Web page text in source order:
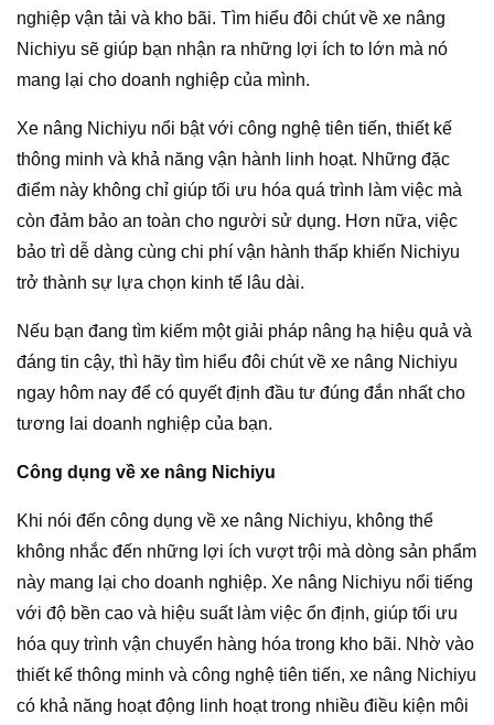
nghiệp vận tải và kho bãi. Tìm hiểu đôi chút về xe nâng
Nichiyu sẽ giúp bạn nhận ra những lợi ích to lớn mà nó
mang lại cho doanh nghiệp của mình.
Xe nâng Nichiyu nổi bật với công nghệ tiên tiến, thiết kế
thông minh và khả năng vận hành linh hoạt. Những đặc
điểm này không chỉ giúp tối ưu hóa quá trình làm việc mà
còn đảm bảo an toàn cho người sử dụng. Hơn nữa, việc
bảo trì dễ dàng cùng chi phí vận hành thấp khiến Nichiyu
trở thành sự lựa chọn kinh tế lâu dài.
Nếu bạn đang tìm kiếm một giải pháp nâng hạ hiệu quả và
đáng tin cậy, thì hãy tìm hiểu đôi chút về xe nâng Nichiyu
ngay hôm nay để có quyết định đầu tư đúng đắn nhất cho
tương lai doanh nghiệp của bạn.
Công dụng về xe nâng Nichiyu
Khi nói đến công dụng về xe nâng Nichiyu, không thể
không nhắc đến những lợi ích vượt trội mà dòng sản phẩm
này mang lại cho doanh nghiệp. Xe nâng Nichiyu nổi tiếng
với độ bền cao và hiệu suất làm việc ổn định, giúp tối ưu
hóa quy trình vận chuyển hàng hóa trong kho bãi. Nhờ vào
thiết kế thông minh và công nghệ tiên tiến, xe nâng Nichiyu
có khả năng hoạt động linh hoạt trong nhiều điều kiện môi